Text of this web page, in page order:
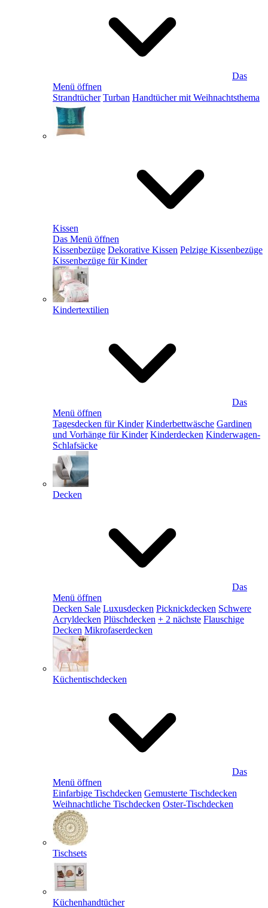
Das
Menü öffnen
Strandtücher Turban Handtücher mit Weihnachtsthema
Kissen
Das Menü öffnen
Kissenbezüge Dekorative Kissen Pelzige Kissenbezüge
Kissenbezüge für Kinder
Kindertextilien
Das
Menü öffnen
Tagesdecken für Kinder Kinderbettwäsche Gardinen
und Vorhänge für Kinder Kinderdecken Kinderwagen-
Schlafsäcke
Decken
Das
Menü öffnen
Decken Sale Luxusdecken Picknickdecken Schwere
Acryldecken Plüschdecken + 2 nächste Flauschige
Decken Mikrofaserdecken
Küchentischdecken
Das
Menü öffnen
Einfarbige Tischdecken Gemusterte Tischdecken
Weihnachtliche Tischdecken Oster-Tischdecken
Tischsets
Küchenhandtücher